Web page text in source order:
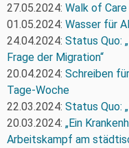
27.05.2024: Walk of
01.05.2024: Wasser für
24.04.2024: Status Quo:
Frage der Migration“
20.04.2024: Schreiben
Tage-Woche
22.03.2024: Status Quo:
20.03.2024: „Ein
Arbeitskampf am